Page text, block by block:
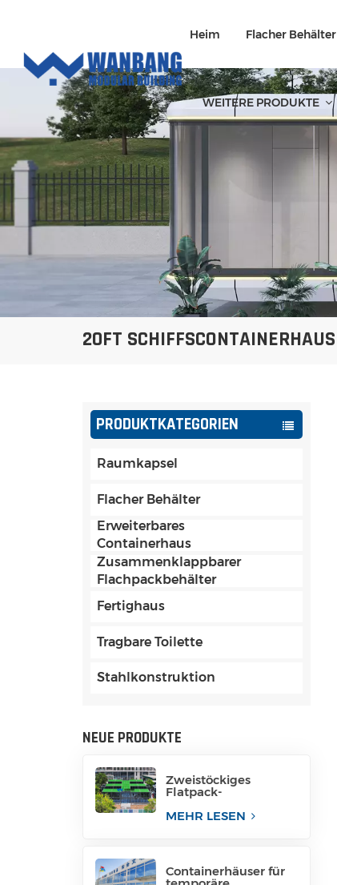
Heim Flacher Behälter
WEITERE PRODUKTE
20FT SCHIFFSCONTAINERHAUS
PRODUKTKATEGORIEN
Raumkapsel
Flacher Behälter
Erweiterbares
Containerhaus
Zusammenklappbarer
Flachpackbehälter
Fertighaus
Tragbare Toilette
Stahlkonstruktion
NEUE PRODUKTE
Zweistöckiges
Flatpack-
Containerhaus aus
China
MEHR LESEN
Containerhäuser für